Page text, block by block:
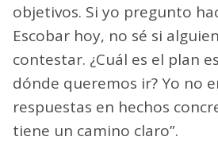
objetivos. Si yo pregunto
Escobar hoy, no sé si
contestar. ¿Cuál es el plan
dónde queremos ir? Yo no
respuestas en hechos
tiene un camino claro”.